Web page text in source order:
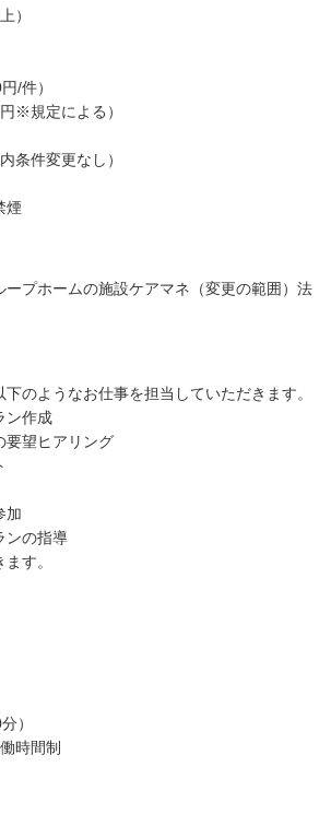
）
/件）
※規定による）
条件変更なし）
煙
ープホームの施設ケアマネ（変更の範囲）法
のようなお仕事を担当していただきます。
ン作成
要望ヒアリング
加
ンの指導
す。
）
時間制